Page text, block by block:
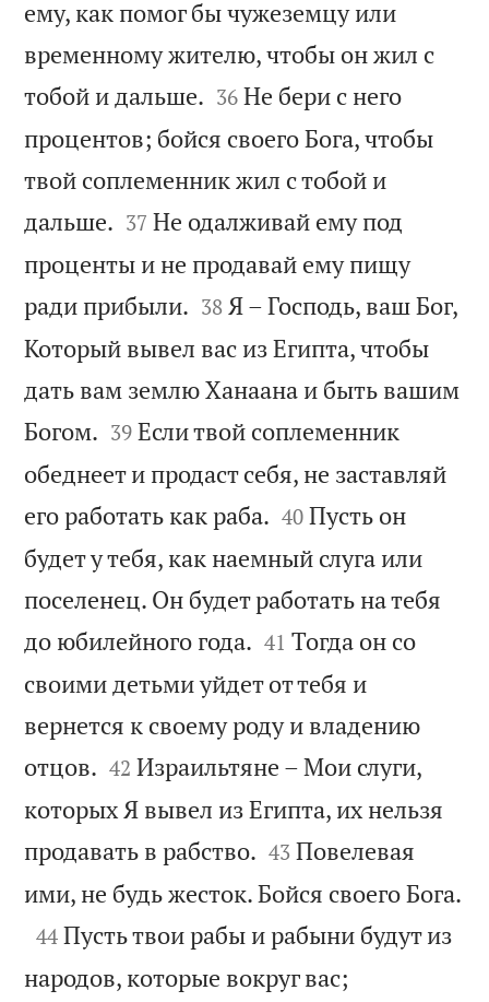
ему, как помог бы чужеземцу или
временному жителю, чтобы он жил с
тобой и дальше. 

36 Не бери с него
процентов; бойся своего Бога, чтобы
твой соплеменник жил с тобой и
дальше. 

37 Не одалживай ему под
проценты и не продавай ему пищу
ради прибыли. 

38 Я – Господь, ваш Бог,
Который вывел вас из Египта, чтобы
дать вам землю Ханаана и быть вашим
Богом. 

39 Если твой соплеменник
обеднеет и продаст себя, не заставляй
его работать как раба. 

40 Пусть он
будет у тебя, как наемный слуга или
поселенец. Он будет работать на тебя
до юбилейного года. 

41 Тогда он со
своими детьми уйдет от тебя и
вернется к своему роду и владению
отцов. 

42 Израильтяне – Мои слуги,
которых Я вывел из Египта, их нельзя
продавать в рабство. 

43 Повелевая
ими, не будь жесток. Бойся своего Бога.

44 Пусть твои рабы и рабыни будут из
народов, которые вокруг вас;